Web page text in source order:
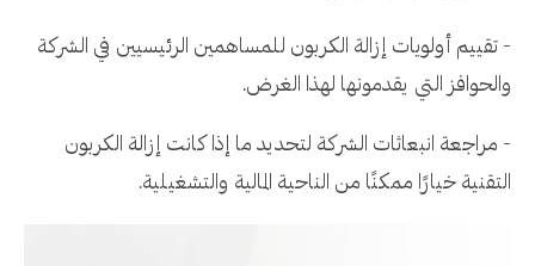
- تقييم أولويات إزالة الكربون للمساهمين الرئيسيين في الشركة
والحوافز التي يقدمونها لهذا الغرض.
- مراجعة انبعاثات الشركة لتحديد ما إذا كانت إزالة الكربون
التقنية خيارًا ممكنًا من الناحية المالية والتشغيلية.